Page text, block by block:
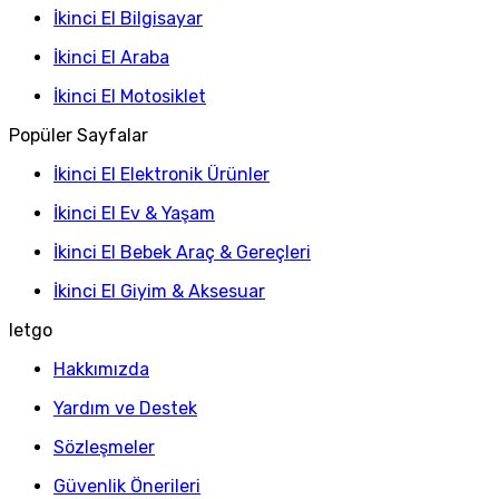
İkinci El Bilgisayar
İkinci El Araba
İkinci El Motosiklet
Popüler Sayfalar
İkinci El Elektronik Ürünler
İkinci El Ev & Yaşam
İkinci El Bebek Araç & Gereçleri
İkinci El Giyim & Aksesuar
letgo
Hakkımızda
Yardım ve Destek
Sözleşmeler
Güvenlik Önerileri